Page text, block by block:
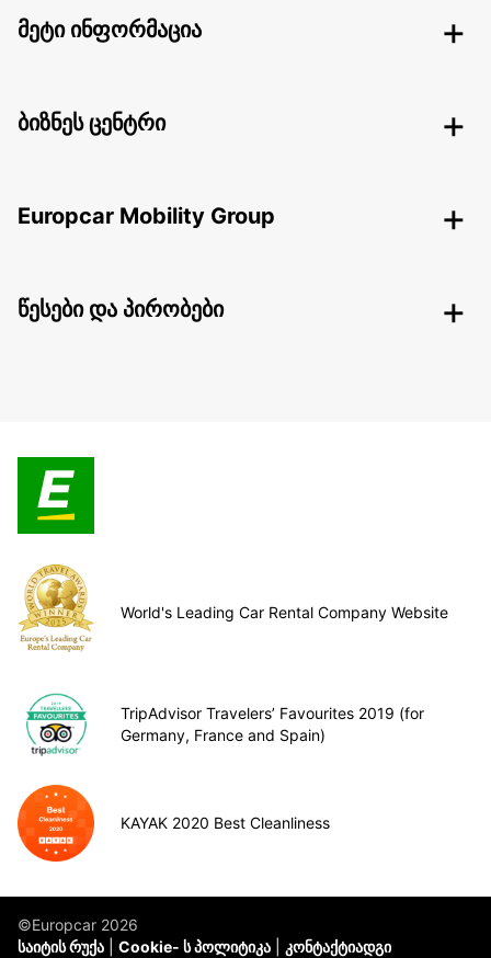
მეტი ინფორმაცია
ბიზნეს ცენტრი
Europcar Mobility Group
წესები და პირობები
World's Leading Car Rental Company Website
TripAdvisor Travelers’ Favourites 2019 (for
Germany, France and Spain)
KAYAK 2020 Best Cleanliness
©Europcar 2026
საიტის რუქა
Cookie- ს პოლიტიკა კონტაქტიადგი